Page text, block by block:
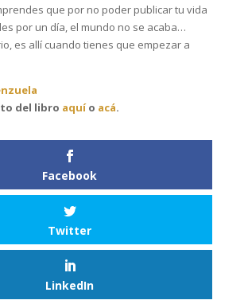
que por no poder publicar tu vida
por un día, el mundo no se acaba…
es allí cuando tienes que empezar a
del libro aquío acá.
Facebook
Twitter
LinkedIn